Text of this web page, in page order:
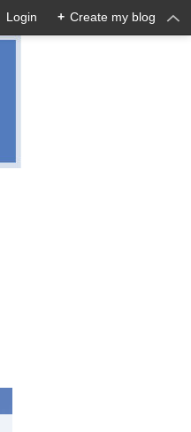
Login + Create my blog